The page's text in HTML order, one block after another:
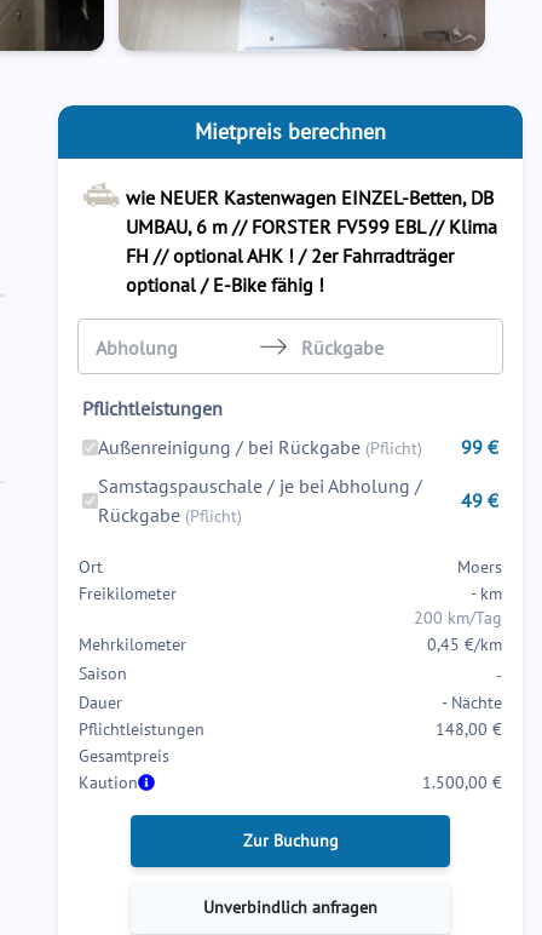
Mietpreis berechnen
wie NEUER Kastenwagen EINZEL-Betten, DB
UMBAU, 6 m // FORSTER FV599 EBL // Klima
FH // optional AHK ! / 2er Fahrradträger
optional / E-Bike fähig !
forward
to
interact
with
calendar
and
a
date.
Press
the
question
mark
to
interact
key
to
the
Pflichtleistungen
Außenreinigung / bei Rückgabe (Pflicht) 99 €
Samstagspauschale / je bei Abholung /
Rückgabe (Pflicht)
49 €
Ort
Moers
Freikilometer
-km
200 km/Tag
Mehrkilometer
0,45 €/km
Saison
-
Dauer
- Nächte
Pflichtleistungen
148,00 €
Gesamtpreis
Kaution
1.500,00 €
Zur Buchung
Unverbindlich anfragen